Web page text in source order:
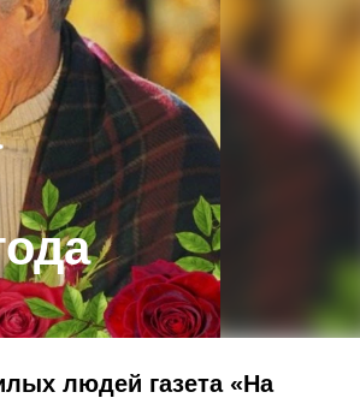
людей газета «На